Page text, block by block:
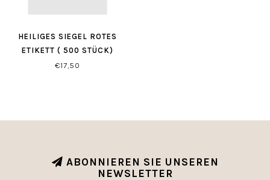
HEILIGES SIEGEL ROTES
ETIKETT ( 500 STÜCK)
€17,50
ABONNIEREN SIE UNSEREN
NEWSLETTER